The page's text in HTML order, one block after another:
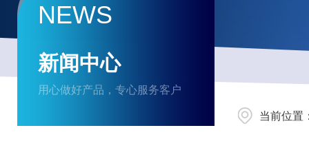
NEWS
新闻中心
用心做好产品，专心服务客户
当前位置